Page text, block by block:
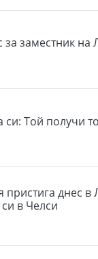
заместник на
Той получи
пристига днес в
в Челси